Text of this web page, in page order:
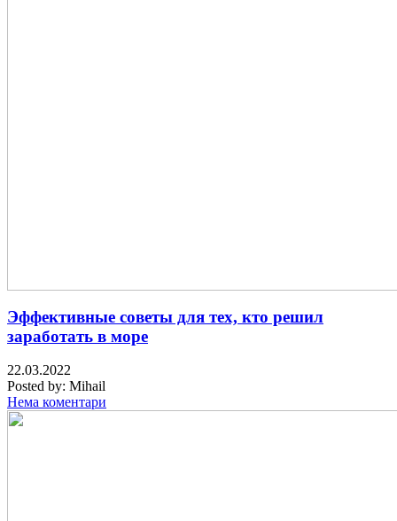
Эффективные советы для тех, кто решил
заработать в море
22.03.2022
Posted by: Mihail
Нема коментари